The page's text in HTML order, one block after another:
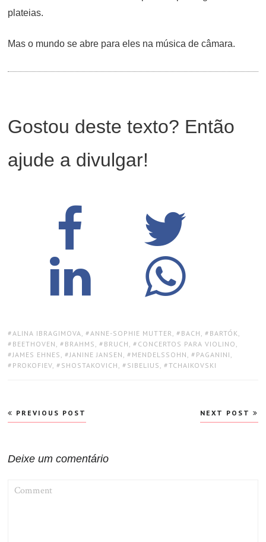
plateias.
Mas o mundo se abre para eles na música de câmara.
Gostou deste texto? Então
ajude a divulgar!
TAGS:
ALINA IBRAGIMOVA , ANNE-SOPHIE MUTTER , BACH , BARTÓK
BEETHOVEN , BRAHMS , BRUCH , CONCERTOS PARA VIOLINO
JAMES EHNES , JANINE JANSEN , MENDELSSOHN , PAGANINI
PROKOFIEV , SHOSTAKOVICH , SIBELIUS , TCHAIKOVSKI
Navegação
de
PREVIOUS POST NEXT POST
Deixe um comentário